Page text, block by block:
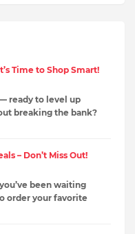
Time to Shop Smart!
ready to level up
breaking the bank?
– Don’t Miss Out!
been waiting
order your favorite